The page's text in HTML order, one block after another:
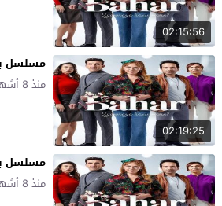
02:15:56
02:19:25
مسلسل
منذ 8 أشهر
مسلسل
منذ 8 أشهر